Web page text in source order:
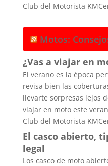
Club del Motorista
Motos:
¿Vas a viajar en
El verano es la época
revisa bien las
llevarte sorpresas lejos
viajar en moto este
Club del Motorista
El casco abierto,
legal
Los casco de moto